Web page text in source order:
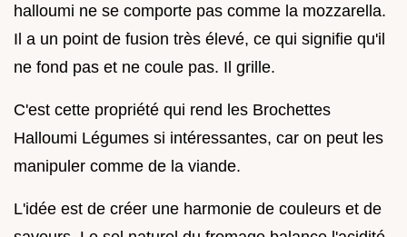
halloumi ne se comporte pas comme la mozzarella.
Il a un point de fusion très élevé, ce qui signifie qu'il
ne fond pas et ne coule pas. Il grille.
C'est cette propriété qui rend les Brochettes
Halloumi Légumes si intéressantes, car on peut les
manipuler comme de la viande.
L'idée est de créer une harmonie de couleurs et de